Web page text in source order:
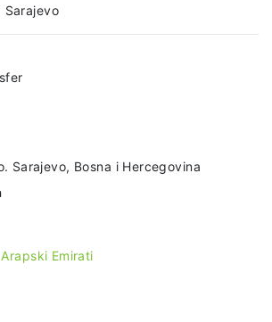
Sarajevo
Sarajevo, Bosna i Hercegovina
Emirati